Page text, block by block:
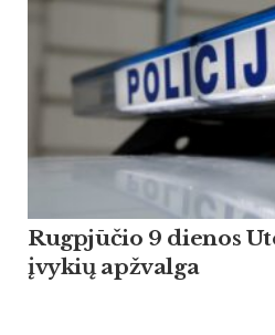
Rugpjūčio 9 dienos
įvykių apžvalga